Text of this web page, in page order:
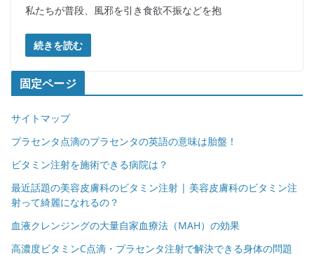
私たちが普段、風邪を引き食欲不振などを抱
続きを読む
固定ページ
サイトマップ
プラセンタ点滴のプラセンタの英語の意味は胎盤！
ビタミン注射を施術できる病院は？
最近話題の美容皮膚科のビタミン注射 | 美容皮膚科のビタミン注
射って綺麗になれるの？
血液クレンジングの大量自家血療法（MAH）の効果
高濃度ビタミンC点滴・プラセンタ注射で解決できる身体の問題